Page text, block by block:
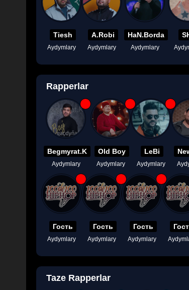
Tiesh
Aydymlary
A.Robi
Aydymlary
HaN.Borda
Aydymlary
Rapperlar
Begmyrat.K
Aydymlary
Old Boy
Aydymlary
LeBi
Aydymlary
Гость
Aydymlary
Гость
Aydymlary
Гость
Aydymlary
Taze Rapperlar